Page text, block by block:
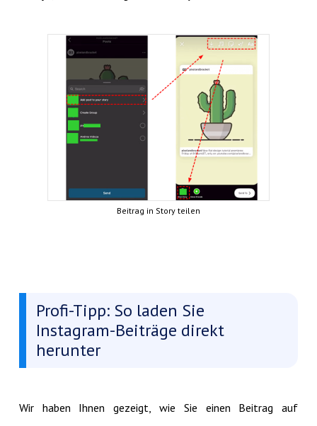
Beitrag in Story teilen
Profi-Tipp: So laden Sie
Instagram-Beiträge direkt
herunter
Wir haben Ihnen gezeigt, wie Sie einen Beitrag auf